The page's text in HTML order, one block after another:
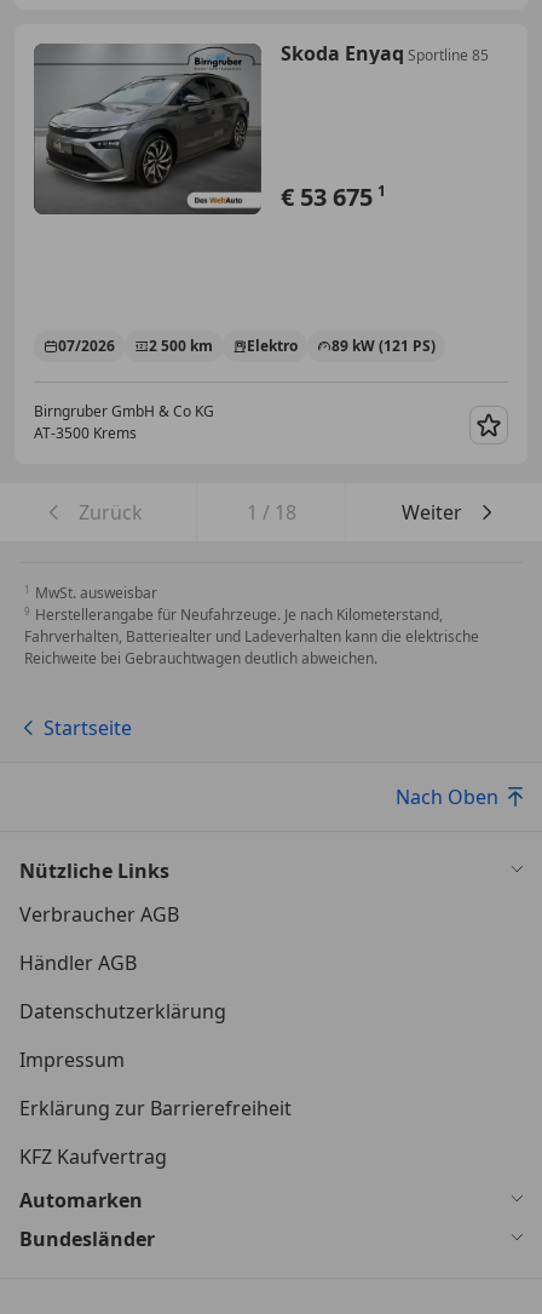
Skoda Enyaq Sportline 85
€ 53 675 1
07/2026 2 500 km Elektro 89 kW (121 PS)
Birngruber GmbH & Co KG
AT-3500 Krems
Zurück 1 / 18 Weiter
MwSt. ausweisbar
Herstellerangabe für Neufahrzeuge. Je nach Kilometerstand,
Fahrverhalten, Batteriealter und Ladeverhalten kann die elektrische
Reichweite bei Gebrauchtwagen deutlich abweichen.
Startseite
Nach Oben
Nützliche Links
Verbraucher AGB
Händler AGB
Datenschutzerklärung
Impressum
Erklärung zur Barrierefreiheit
KFZ Kaufvertrag
Automarken
Bundesländer